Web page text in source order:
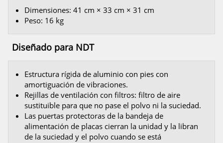
Dimensiones: 41 cm × 33 cm × 31 cm
Peso: 16 kg
Diseñado para NDT
Estructura rígida de aluminio con pies con
amortiguación de vibraciones.
Rejillas de ventilación con filtros: filtro de aire
sustituible para que no pase el polvo ni la suciedad.
Las puertas protectoras de la bandeja de
alimentación de placas cierran la unidad y la libran
de la suciedad y el polvo cuando se está